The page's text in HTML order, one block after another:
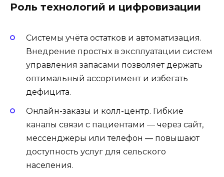
Роль технологий и цифровизации
Системы учёта остатков и автоматизация.
Внедрение простых в эксплуатации систем
управления запасами позволяет держать
оптимальный ассортимент и избегать
дефицита.
Онлайн-заказы и колл-центр. Гибкие
каналы связи с пациентами — через сайт,
мессенджеры или телефон — повышают
доступность услуг для сельского
населения.